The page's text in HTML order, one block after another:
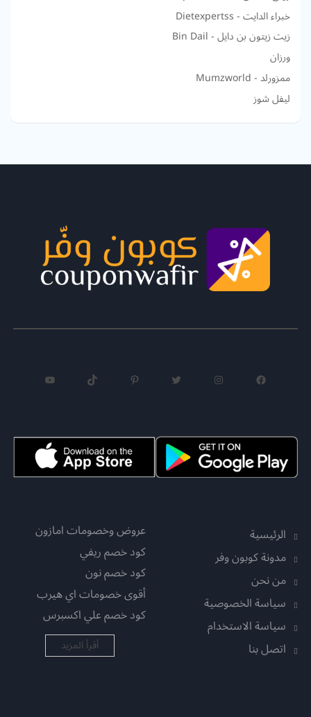
خبراء الدايت - Dietexpertss
زيت زيتون بن دايل - Bin Dail
ورزان
ممزورلد - Mumzworld
ليفل شوز
فيسبوك إنستجرام تويتر بينتريست تيك توك يوتيوب
الرئيسية
مدونة كوبون وفر
من نحن
سياسة الخصوصية
سياسة الاستخدام
اتصل بنا
عروض وخصومات امازون
كود خصم ريفي
كود خصم نون
أقوى خصومات اي هيرب
كود خصم علي اكسبرس
أقرأ المزيد